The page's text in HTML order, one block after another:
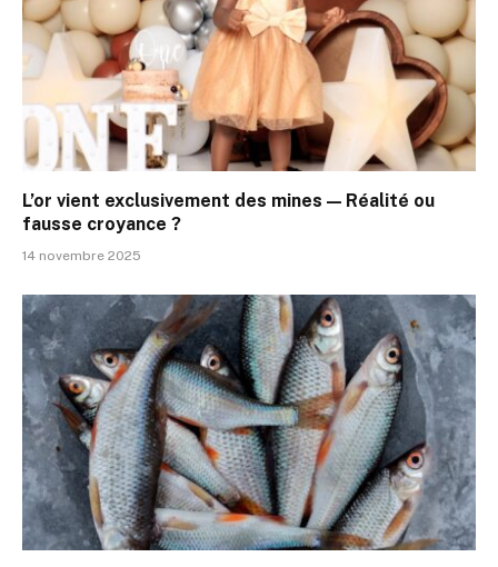
L’or vient exclusivement des mines — Réalité ou
fausse croyance ?
14 novembre 2025